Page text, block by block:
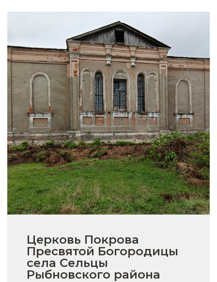
Церковь Покрова
Пресвятой Богородицы
села Сельцы
Рыбновского района